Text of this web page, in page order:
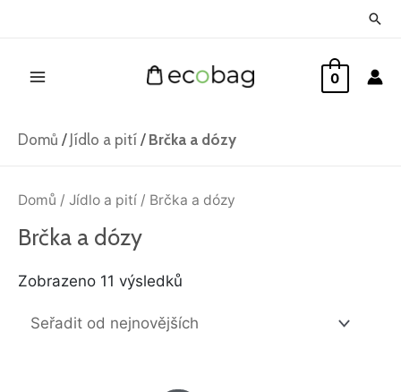
0
Domů / Jídlo a pití / Brčka a dózy
Domů / Jídlo a pití / Brčka a dózy
Brčka a dózy
Zobrazeno 11 výsledků
nejnovějších